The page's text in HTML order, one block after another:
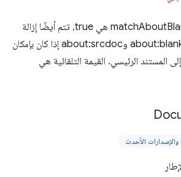
إذا كانت قيمة matchAboutBlank هي true، تتم أيضًا إزالة
الرمز من إطارات about:blank وabout:srcdoc إذا كان بإمكان
المستند الرئيسي. القيمة التلقائية هي